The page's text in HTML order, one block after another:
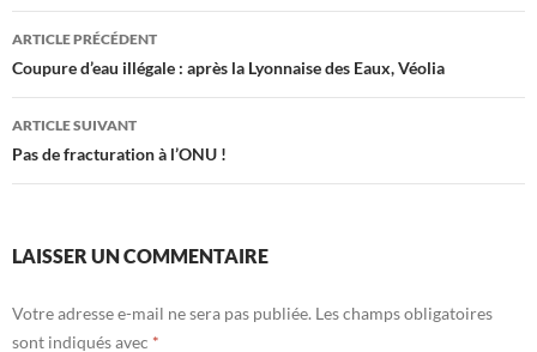
Navigation
des
articles
ARTICLE PRÉCÉDENT
Coupure d’eau illégale : après la Lyonnaise des Eaux, Véolia
ARTICLE SUIVANT
Pas de fracturation à l’ONU !
LAISSER UN COMMENTAIRE
Votre adresse e-mail ne sera pas publiée. Les champs obligatoires
sont indiqués avec *